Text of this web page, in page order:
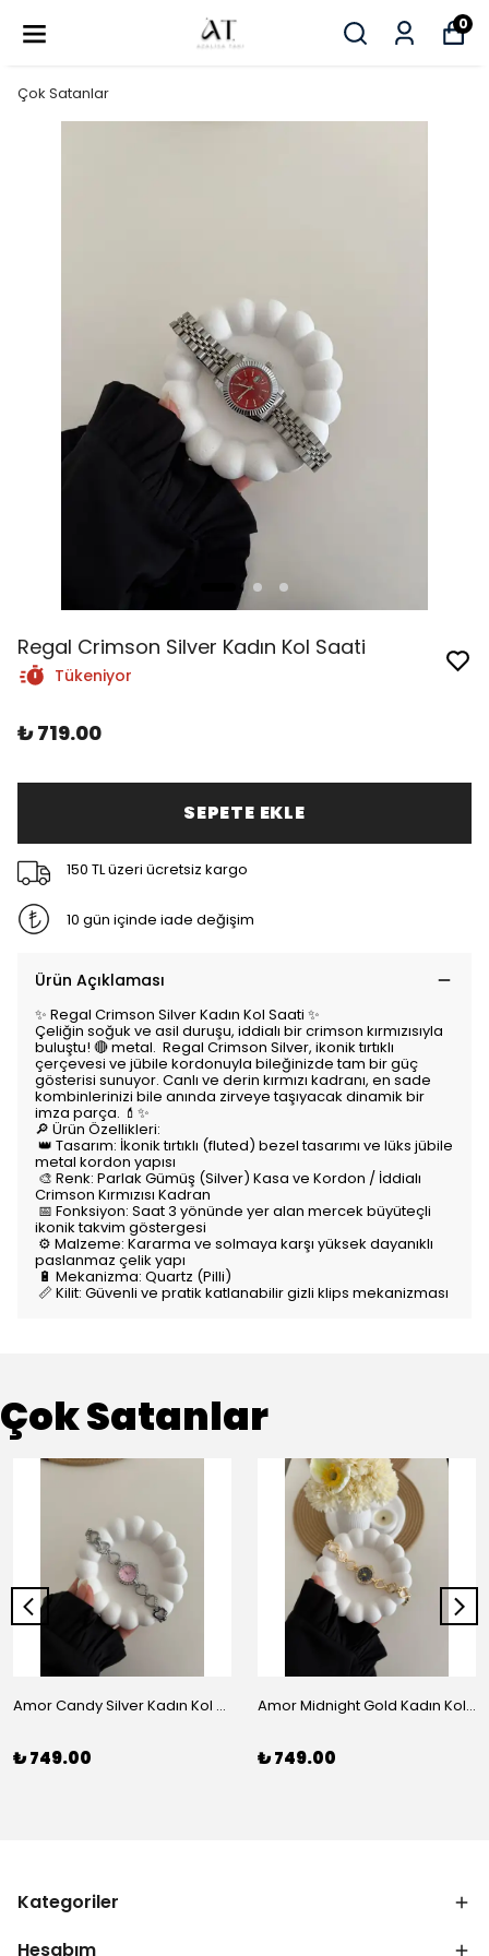
0
Çok Satanlar
Regal Crimson Silver Kadın Kol Saati
Tükeniyor
₺ 719.00
SEPETE EKLE
150 TL üzeri ücretsiz kargo
10 gün içinde iade değişim
Ürün Açıklaması
✨ Regal Crimson Silver Kadın Kol Saati ✨
Çeliğin soğuk ve asil duruşu, iddialı bir crimson kırmızısıyla
buluştu! 🔴 metal. ⁠ Regal Crimson Silver, ikonik tırtıklı
çerçevesi ve jübile kordonuyla bileğinizde tam bir güç
gösterisi sunuyor. Canlı ve derin kırmızı kadranı, en sade
kombinlerinizi bile anında zirveye taşıyacak dinamik bir
imza parça. 💄✨
🔎 Ürün Özellikleri:
👑 Tasarım: İkonik tırtıklı (fluted) bezel tasarımı ve lüks jübile
metal kordon yapısı
🎨 Renk: Parlak Gümüş (Silver) Kasa ve Kordon / İddialı
Crimson Kırmızısı Kadran
📅 Fonksiyon: Saat 3 yönünde yer alan mercek büyüteçli
ikonik takvim göstergesi
⚙️ Malzeme: Kararma ve solmaya karşı yüksek dayanıklı
paslanmaz çelik yapı
🔋 Mekanizma: Quartz (Pilli)
📏 Kilit: Güvenli ve pratik katlanabilir gizli klips mekanizması
Çok Satanlar
Amor Candy Silver Kadın Kol Saati
₺ 749.00
Amor Midnight Gold Kadın Kol Saati
₺ 749.00
Kategoriler
Hesabım